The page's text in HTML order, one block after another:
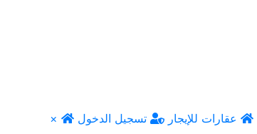
× عقارات للإيجار تسجيل الدخول